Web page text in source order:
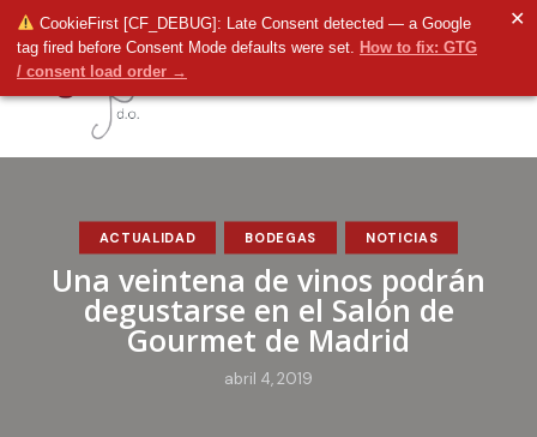
CookieFirst [CF_DEBUG]: Late Consent detected — a Google
tag fired before Consent Mode defaults were set. How to fix: GTG
/ consent load order →
✕
ACTUALIDAD BODEGAS NOTICIAS
Una veintena de vinos podrán
degustarse en el Salón de
Gourmet de Madrid
abril 4, 2019